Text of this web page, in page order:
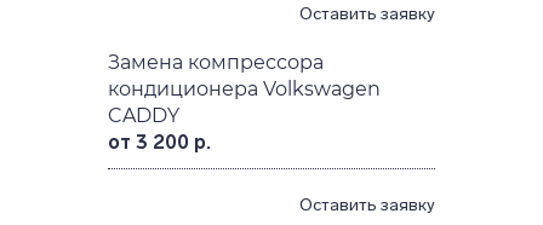
Оставить заявку
Замена компрессора
кондиционера Volkswagen
CADDY
от 3 200 р.
Оставить заявку